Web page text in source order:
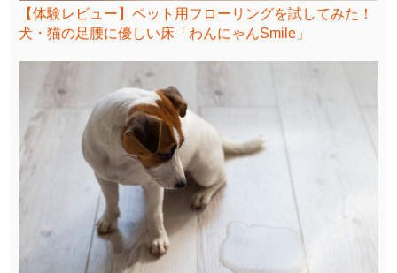
【体験レビュー】ペット用フローリングを試してみた！
犬・猫の足腰に優しい床「わんにゃんSmile」